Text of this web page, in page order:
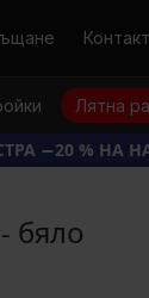
Контакт
Лятна
−20 % НА
бяло